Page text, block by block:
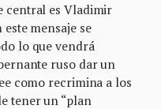
central es Vladimir
mensaje se
lo que vendrá
ruso dar un
como recrimina a los
tener un “plan